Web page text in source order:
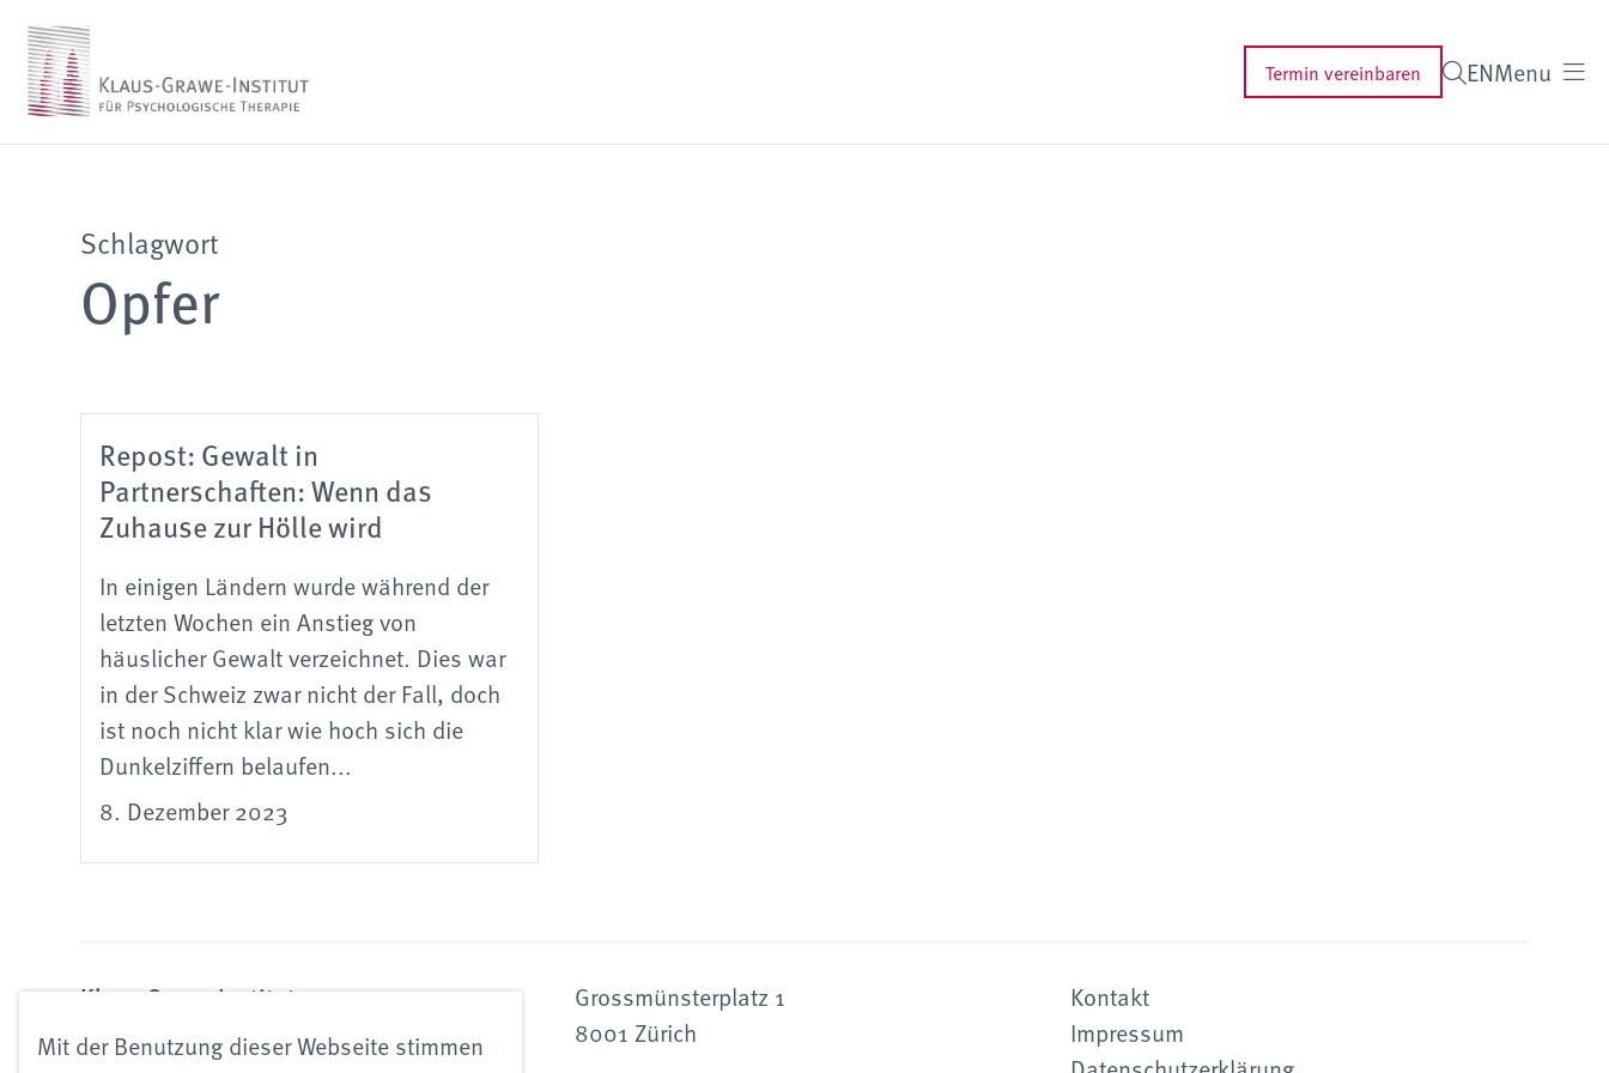
Mit der Benutzung dieser Webseite stimmen
Termin vereinbaren ENMenu
Schlagwort
Opfer
Repost: Gewalt in
Partnerschaften: Wenn das
Zuhause zur Hölle wird
In einigen Ländern wurde während der
letzten Wochen ein Anstieg von
häuslicher Gewalt verzeichnet. Dies war
in der Schweiz zwar nicht der Fall, doch
ist noch nicht klar wie hoch sich die
Dunkelziffern belaufen...
8. Dezember 2023
Klaus Grawe Institut
für Psychologische Therapie
Grossmünsterplatz 1
8001 Zürich
Kontakt
Impressum